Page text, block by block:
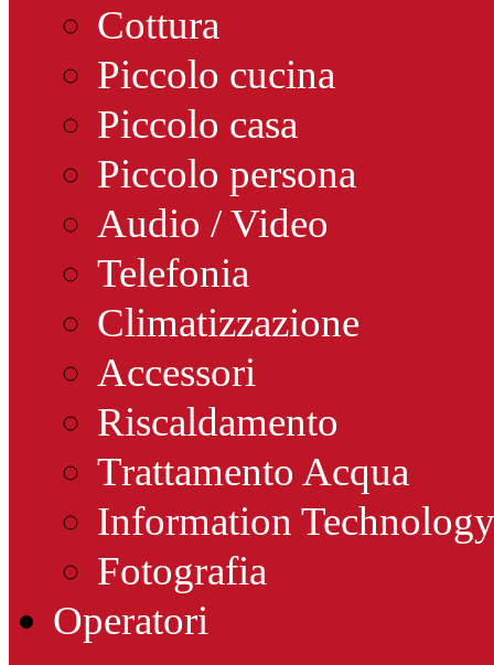
Cottura
Piccolo cucina
Piccolo casa
Piccolo persona
Audio / Video
Telefonia
Climatizzazione
Accessori
Riscaldamento
Trattamento Acqua
Information Technology
Fotografia
Operatori